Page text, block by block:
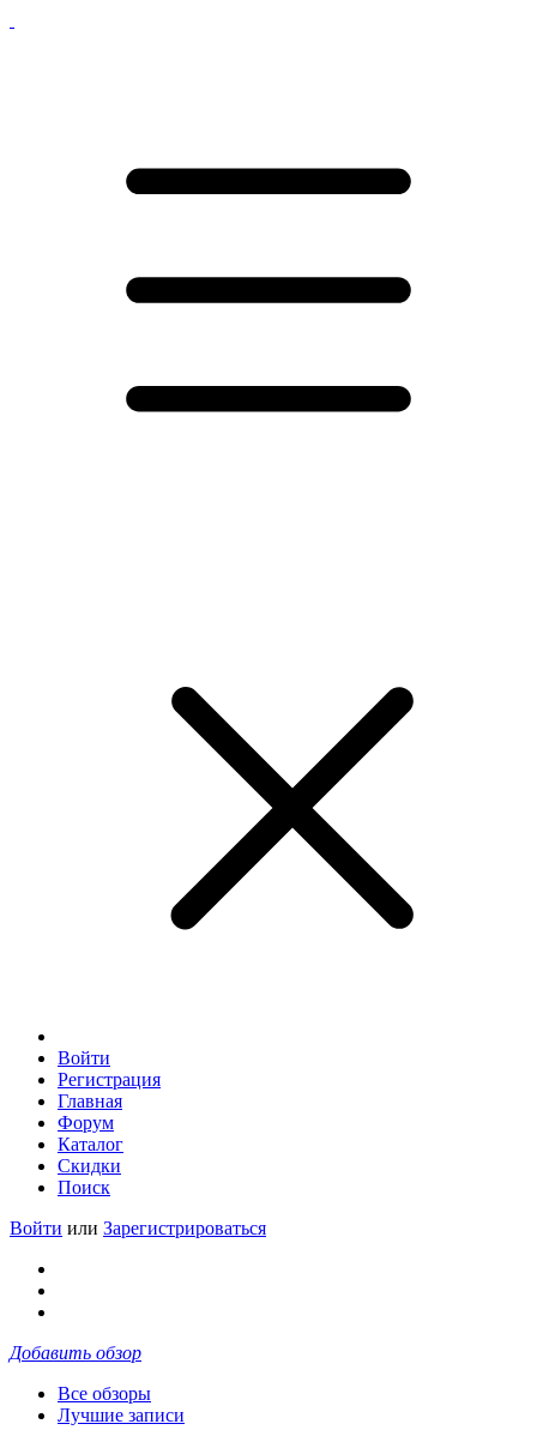
Войти
Регистрация
Главная
Форум
Каталог
Скидки
Поиск
Войти или Зарегистрироваться
Добавить обзор
Все обзоры
Лучшие записи